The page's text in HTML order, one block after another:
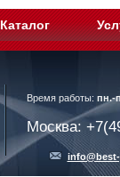
Каталог
Время работы: пн.-
Москва: